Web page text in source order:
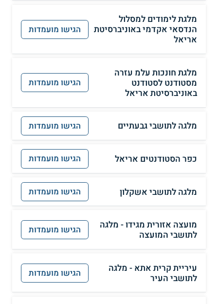
מלגת לימודים למסלול
הנדסאי אקדמי באוניברסיטת
אריאל
הגישו מועמדות
מלגת חונכות עלמ עזרה
מסטודנט לסטודנט
באוניברסיטת אריאל
הגישו מועמדות
מלגה לתושבי גבעתיים הגישו מועמדות
כפר הסטודנטים אריאל הגישו מועמדות
מלגה לתושבי אשקלון הגישו מועמדות
מועצה אזורית מגידו - מלגה
לתושבי המועצה
הגישו מועמדות
עיריית קרית אתא - מלגה
לתושבי העיר
הגישו מועמדות